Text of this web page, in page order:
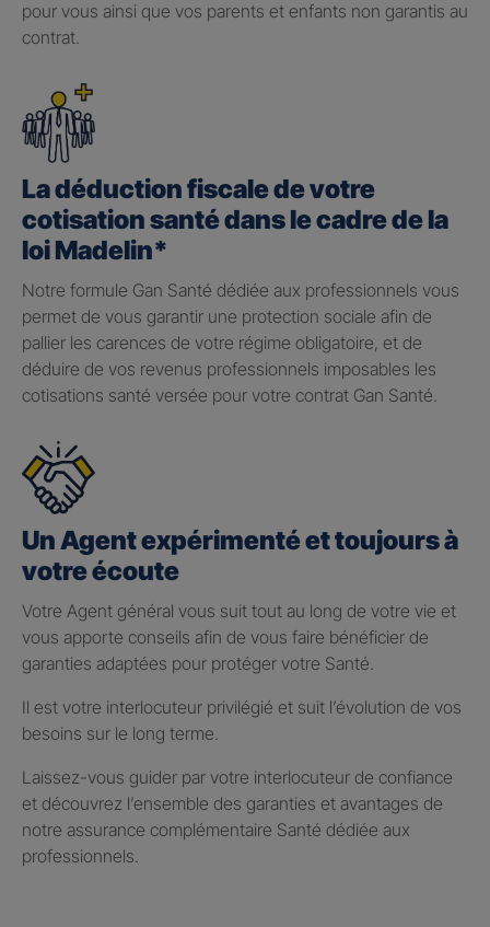
pour vous ainsi que vos parents et enfants non garantis au
contrat.
La déduction fiscale de votre
cotisation santé dans le cadre de la
loi Madelin*
Notre formule Gan Santé dédiée aux professionnels vous
permet de vous garantir une protection sociale afin de
pallier les carences de votre régime obligatoire, et de
déduire de vos revenus professionnels imposables les
cotisations santé versée pour votre contrat Gan Santé.
Un Agent expérimenté et toujours à
votre écoute
Votre Agent général vous suit tout au long de votre vie et
vous apporte conseils afin de vous faire bénéficier de
garanties adaptées pour protéger votre Santé.
Il est votre interlocuteur privilégié et suit l’évolution de vos
besoins sur le long terme.
Laissez-vous guider par votre interlocuteur de confiance
et découvrez l’ensemble des garanties et avantages de
notre assurance complémentaire Santé dédiée aux
professionnels.